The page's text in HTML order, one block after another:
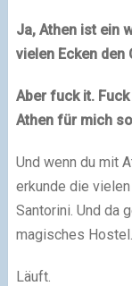
Ja, Athen ist ein
vielen Ecken den
Aber fuck it.
Athen für mich
Und wenn du mit
erkunde die
Santorini. Und da
magisches Hostel.
Läuft.